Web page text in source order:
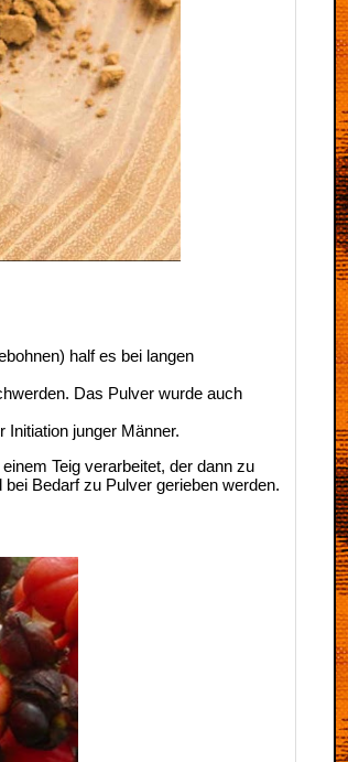
half es bei langen
Das Pulver wurde auch
Initiation junger Männer.
Teig verarbeitet, der dann zu
Bedarf zu Pulver gerieben werden.